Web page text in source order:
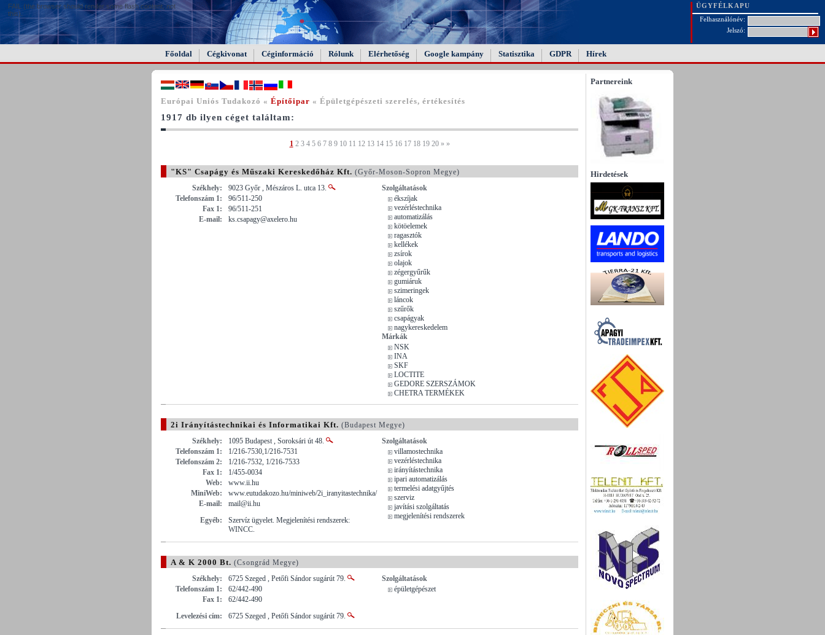
FAIL (the browser should render some flash content, not
this).
ÜGYFÉLKAPU
Felhasználónév:
Jelszó:
Főoldal Cégkivonat Céginformáció Rólunk Elérhetőség Google kampány Statisztika GDPR Hírek
Európai Uniós Tudakozó « Építőipar « Épületgépészeti szerelés, értékesítés
1917 db ilyen céget találtam:
1 2 3 4 5 6 7 8 9 10 11 12 13 14 15 16 17 18 19 20 » »
"KS" Csapágy és Műszaki Kereskedőház Kft. (Győr-Moson-Sopron Megye)
Székhely:
9023 Győr , Mészáros L. utca 13.
Telefonszám 1:
96/511-250
Fax 1:
96/511-251
E-mail:
ks.csapagy@axelero.hu
Szolgáltatások
ékszíjak
vezérléstechnika
automatizálás
kötöelemek
ragasztók
kellékek
zsírok
olajok
zégergyűrűk
gumiáruk
szimeringek
láncok
szűrők
csapágyak
nagykereskedelem
Márkák
NSK
INA
SKF
LOCTITE
GEDORE SZERSZÁMOK
CHETRA TERMÉKEK
2i Irányítástechnikai és Informatikai Kft. (Budapest Megye)
Székhely:
1095 Budapest , Soroksári út 48.
Telefonszám 1:
1/216-7530,1/216-7531
Telefonszám 2:
1/216-7532, 1/216-7533
Fax 1:
1/455-0034
Web:
www.ii.hu
MiniWeb:
www.eutudakozo.hu/miniweb/2i_iranyitastechnika/
E-mail:
mail@ii.hu
Egyéb:
Szervíz ügyelet. Megjelenítési rendszerek:
WINCC.
Szolgáltatások
villamostechnika
vezérléstechnika
irányítástechnika
ipari automatizálás
termelési adatgyűjtés
szerviz
javítási szolgáltatás
megjelenítési rendszerek
A & K 2000 Bt. (Csongrád Megye)
Székhely:
6725 Szeged , Petőfi Sándor sugárút 79.
Telefonszám 1:
62/442-490
Fax 1:
62/442-490
Levelezési cím:
6725 Szeged , Petőfi Sándor sugárút 79.
Szolgáltatások
épületgépészet
Partnereink
Hirdetések